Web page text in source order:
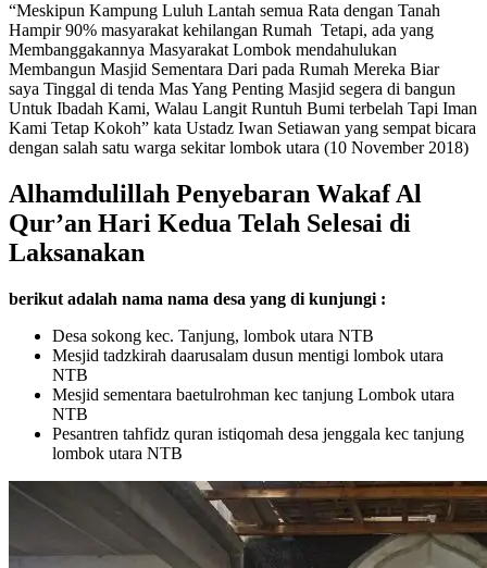
“Meskipun Kampung Luluh Lantah semua Rata dengan Tanah
Hampir 90% masyarakat kehilangan Rumah Tetapi, ada yang
Membanggakannya Masyarakat Lombok mendahulukan
Membangun Masjid Sementara Dari pada Rumah Mereka Biar
saya Tinggal di tenda Mas Yang Penting Masjid segera di bangun
Untuk Ibadah Kami, Walau Langit Runtuh Bumi terbelah Tapi Iman
Kami Tetap Kokoh” kata Ustadz Iwan Setiawan yang sempat bicara
dengan salah satu warga sekitar lombok utara (10 November 2018)
Alhamdulillah Penyebaran Wakaf Al
Qur’an Hari Kedua Telah Selesai di
Laksanakan
berikut adalah nama nama desa yang di kunjungi :
Desa sokong kec. Tanjung, lombok utara NTB
Mesjid tadzkirah daarusalam dusun mentigi lombok utara
NTB
Mesjid sementara baetulrohman kec tanjung Lombok utara
NTB
Pesantren tahfidz quran istiqomah desa jenggala kec tanjung
lombok utara NTB